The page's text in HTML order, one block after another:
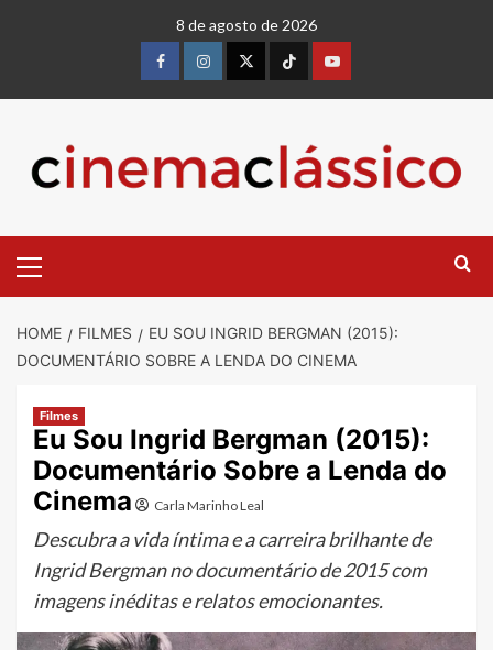
8 de agosto de 2026
FacebookinstagramtwitterTiktokyoutube
Menu
HOME FILMES
EU SOU INGRID BERGMAN (2015):
DOCUMENTÁRIO SOBRE A LENDA DO CINEMA
Filmes
Eu Sou Ingrid Bergman (2015):
Documentário Sobre a Lenda do
Cinema
Carla Marinho Leal
Descubra a vida íntima e a carreira brilhante de
Ingrid Bergman no documentário de 2015 com
imagens inéditas e relatos emocionantes.